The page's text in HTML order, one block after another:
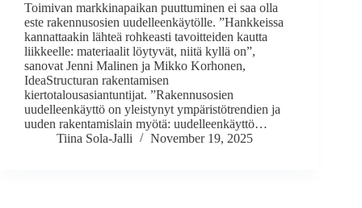
Toimivan markkinapaikan puuttuminen ei saa olla
este rakennusosien uudelleenkäytölle. ”Hankkeissa
kannattaakin lähteä rohkeasti tavoitteiden kautta
liikkeelle: materiaalit löytyvät, niitä kyllä on”,
sanovat Jenni Malinen ja Mikko Korhonen,
IdeaStructuran rakentamisen
kiertotalousasiantuntijat. ”Rakennusosien
uudelleenkäyttö on yleistynyt ympäristötrendien ja
uuden rakentamislain myötä: uudelleenkäyttö…
Tiina Sola-Jalli
November 19, 2025